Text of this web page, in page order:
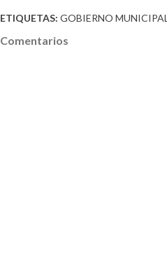
ETIQUETAS: GOBIERNO MUNICIPAL
Comentarios